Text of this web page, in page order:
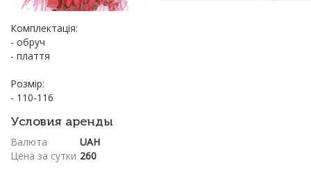
Комплектація:
- обруч
- плаття
Розмір:
- 110-116
Условия аренды
Валюта
UAH
Цена за сутки 260